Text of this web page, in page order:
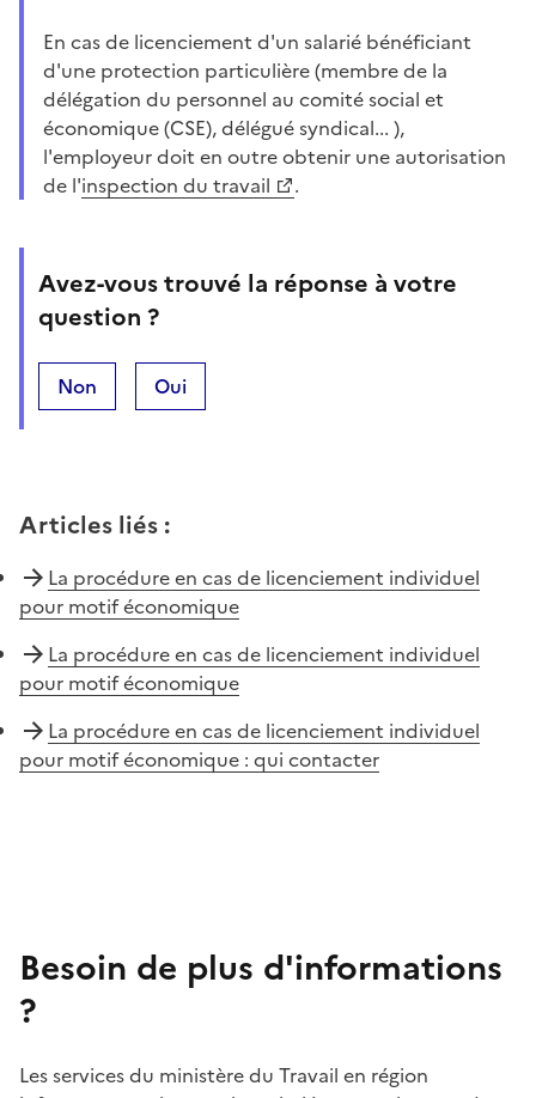
En cas de licenciement d'un salarié bénéficiant
d'une protection particulière (membre de la
délégation du personnel au comité social et
économique (CSE), délégué syndical... ),
l'employeur doit en outre obtenir une autorisation
de l'inspection du travail .
Avez-vous trouvé la réponse à votre
question ?
Non Oui
Articles liés :
La procédure en cas de licenciement individuel
pour motif économique
La procédure en cas de licenciement individuel
pour motif économique
La procédure en cas de licenciement individuel
pour motif économique : qui contacter
Besoin de plus d'informations
?
Les services du ministère du Travail en région